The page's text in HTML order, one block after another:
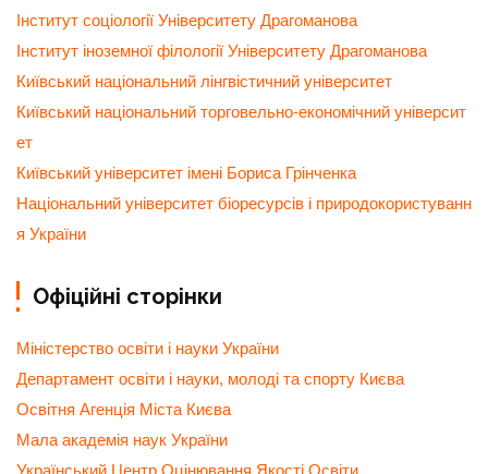
Інститут соціології Університету Драгоманова
Інститут іноземної філології Університету Драгоманова
Київський національний лінгвістичний університет
Київський національний торговельно-економічний університ
ет
Київський університет імені Бориса Грінченка
Національний університет біоресурсів і природокористуванн
я України
Офіційні сторінки
Міністерство освіти і науки України
Департамент освіти і науки, молоді та спорту Києва
Освітня Агенція Міста Києва
Мала академія наук України